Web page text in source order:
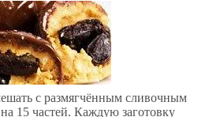
с размягчённым сливочным
15 частей. Каждую заготовку